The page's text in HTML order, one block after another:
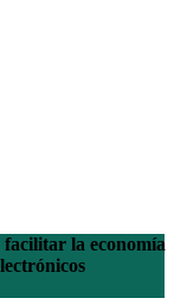
la economía